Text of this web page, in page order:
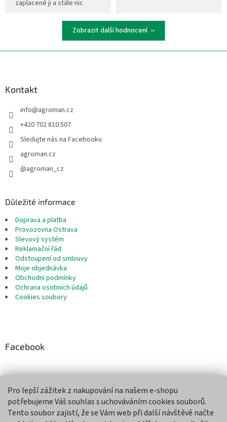
Pro lepší zážitek z nakupování na našem e-shopu
potřebujeme Váš souhlas s uchováváním cookies souborů.
Tento soubor zajistí, že se Vám web při další návštěvě načte
zaplacené ji a stále nic
Zobrazit další hodnocení
Kontakt
info@agroman.cz
+420 702 810 507
Sledujte nás na Facebooku
agroman.cz
@agroman_cz
Důležité informace
Doprava a platba
Provozovna Ostrava
Slevový systém
Reklamační řád
Odstoupení od smlouvy
Moje objednávka
Obchodní podmínky
Ochrana osobních údajů
Cookies soubory
Facebook
Přijímáme online platby